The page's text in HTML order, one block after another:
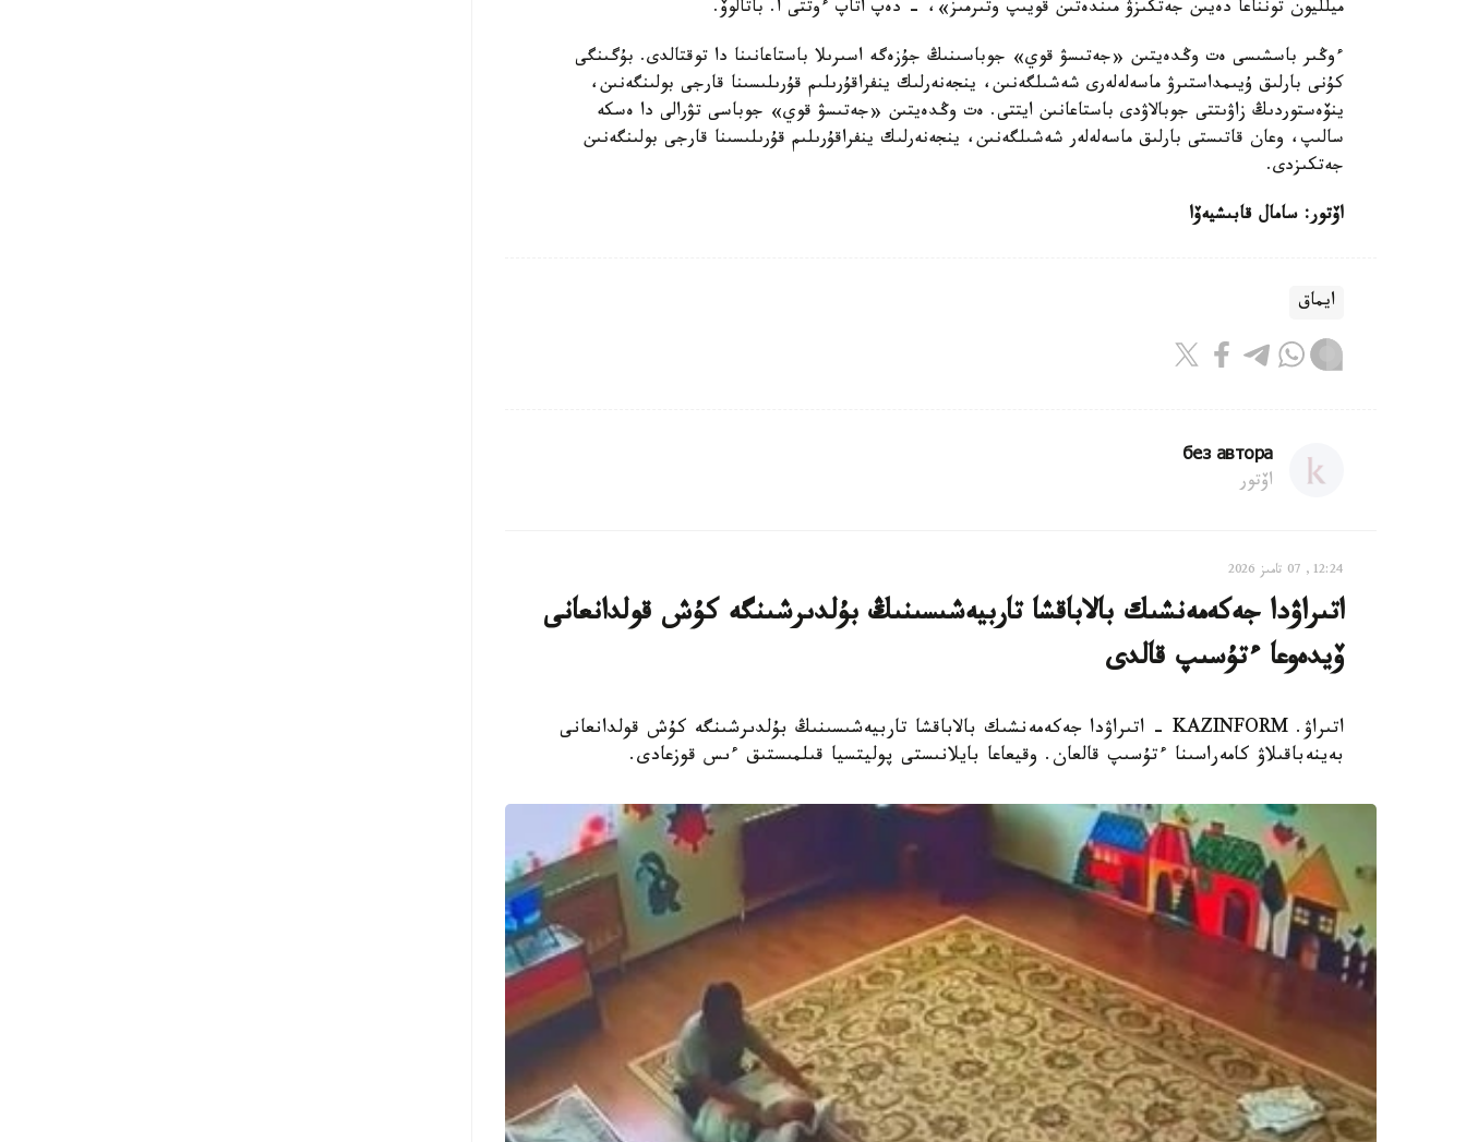
ميلليون تونناعا دەيىن جەتكىزۋ مىندەتىن قويىپ وتىرمىز»، - دەپ اتاپ ءوتتى ا. باتالوۆ.
ءوڭىر باسشىسى ەت وڭدەيتىن «جەتىسۋ قوي» جوباسىنىڭ جۇزەگە اسىرىلا باستاعانىنا دا توقتالدى. بۇگىنگى
كۇنى بارلىق ۇيىمداستىرۋ ماسەلەلەرى شەشىلگەنىن، ينجەنەرلىك ينفراقۇرىلىم قۇرىلىسىنا قارجى بولىنگەنىن،
ينۆەستوردىڭ زاۋىتتى جوبالاۋدى باستاعانىن ايتتى. ەت وڭدەيتىن «جەتىسۋ قوي» جوباسى تۋرالى دا ەسكە
سالىپ، وعان قاتىستى بارلىق ماسەلەلەر شەشىلگەنىن، ينجەنەرلىك ينفراقۇرىلىم قۇرىلىسىنا قارجى بولىنگەنىن
جەتكىزدى.
اۆتور: سامال قابىشيەۆا
ايماق
без автора
اۆتور
12:24, 07 تامىز 2026
اتىراۋدا جەكەمەنشىك بالاباقشا تاربيەشىسىنىڭ بۇلدىرشىنگە كۇش قولدانعانى
ۆيدەوعا ءتۇسىپ قالدى
اتىراۋ. KAZINFORM - اتىراۋدا جەكەمەنشىك بالاباقشا تاربيەشىسىنىڭ بۇلدىرشىنگە كۇش قولدانعانى
بەينەباقىلاۋ كامەراسىنا ءتۇسىپ قالعان. وقيعاعا بايلانىستى پوليتسيا قىلمىستىق ءىس قوزعادى.